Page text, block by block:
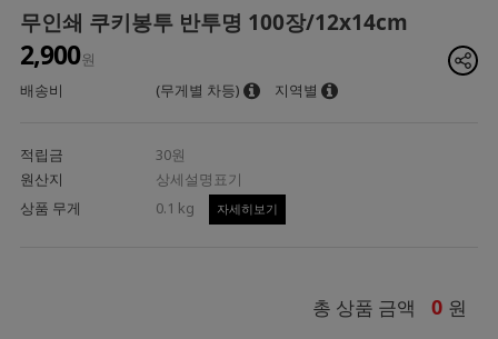
무인쇄 쿠키봉투 반투명 100장/12x14cm
2,900원
배송비
(무게별 차등) 지역별
적립금
30원
원산지
상세설명표기
상품 무게
0.1 kg 자세히보기
총 상품 금액 0 원